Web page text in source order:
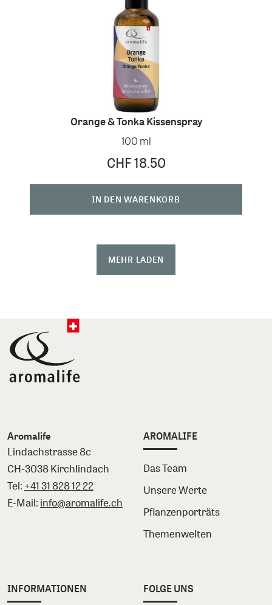
Orange & Tonka Kissenspray
100 ml
CHF 18.50
IN DEN WARENKORB
MEHR LADEN
Aromalife
Lindachstrasse 8c
CH-3038 Kirchlindach
Tel: +41 31 828 12 22
E-Mail: info@aromalife.ch
AROMALIFE
Das Team
Unsere Werte
Pflanzenporträts
Themenwelten
INFORMATIONEN FOLGE UNS